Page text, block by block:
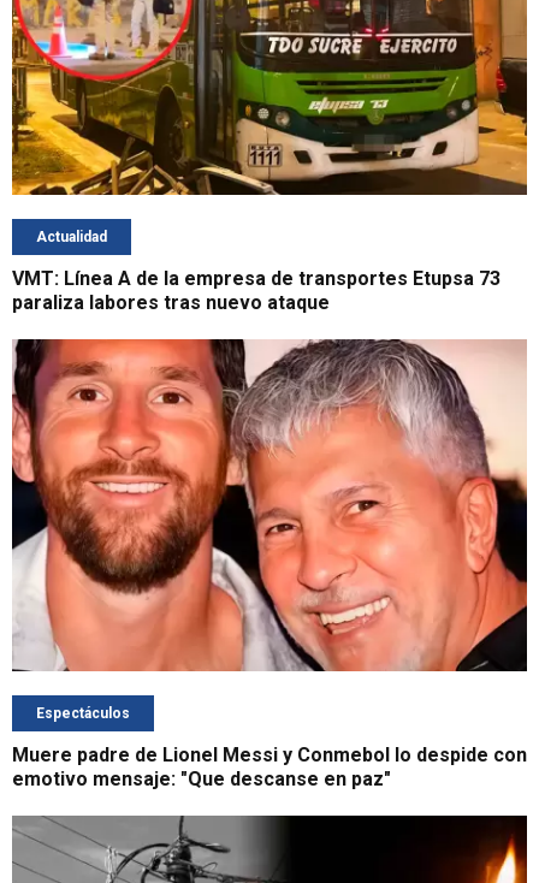
Actualidad
VMT: Línea A de la empresa de transportes Etupsa 73
paraliza labores tras nuevo ataque
Espectáculos
Muere padre de Lionel Messi y Conmebol lo despide con
emotivo mensaje: "Que descanse en paz"